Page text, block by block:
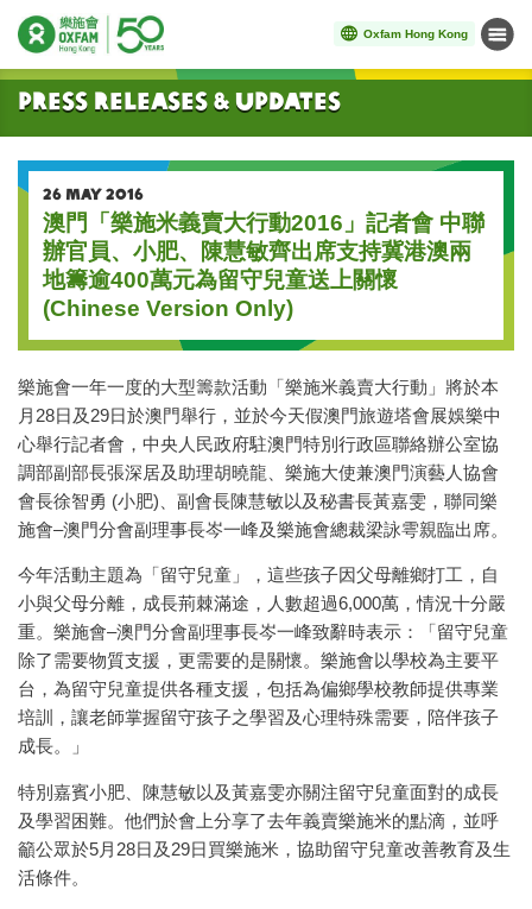
Oxfam Hong Kong Menu
Start main content
Press Releases & Updates
26 MAY 2016
澳門「樂施米義賣大行動2016」記者會 中聯
辦官員、小肥、陳慧敏齊出席支持冀港澳兩
地籌逾400萬元為留守兒童送上關懷
(Chinese Version Only)
樂施會一年一度的大型籌款活動「樂施米義賣大行動」將於本
月28日及29日於澳門舉行，並於今天假澳門旅遊塔會展娛樂中
心舉行記者會，中央人民政府駐澳門特別行政區聯絡辦公室協
調部副部長張深居及助理胡曉龍、樂施大使兼澳門演藝人協會
會長徐智勇 (小肥)、副會長陳慧敏以及秘書長黃嘉雯，聯同樂
施會–澳門分會副理事長岑一峰及樂施會總裁梁詠雩親臨出席。
今年活動主題為「留守兒童」，這些孩子因父母離鄉打工，自
小與父母分離，成長荊棘滿途，人數超過6,000萬，情況十分嚴
重。樂施會–澳門分會副理事長岑一峰致辭時表示：「留守兒童
除了需要物質支援，更需要的是關懷。樂施會以學校為主要平
台，為留守兒童提供各種支援，包括為偏鄉學校教師提供專業
培訓，讓老師掌握留守孩子之學習及心理特殊需要，陪伴孩子
成長。」
特別嘉賓小肥、陳慧敏以及黃嘉雯亦關注留守兒童面對的成長
及學習困難。他們於會上分享了去年義賣樂施米的點滴，並呼
籲公眾於5月28日及29日買樂施米，協助留守兒童改善教育及生
活條件。